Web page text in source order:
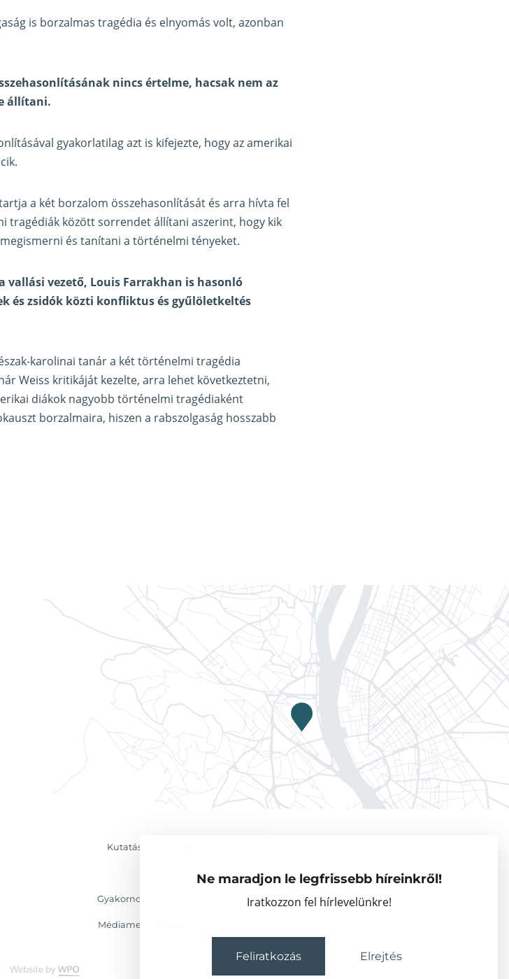
Ne maradjon le legfrissebb híreinkről!
Iratkozzon fel hírlevelünkre!
Feliratkozás Elrejtés
is borzalmas tragédia és elnyomás volt, azonban
nincs értelme, hacsak nem az
állítani.
gyakorlatilag azt is kifejezte, hogy az amerikai
a két borzalom összehasonlítását és arra hívta fel
tragédiák között sorrendet állítani aszerint, hogy kik
és tanítani a történelmi tényeket.
vallási vezető, Louis Farrakhan is hasonló
és zsidók közti konfliktus és gyűlöletkeltés
karolinai tanár a két történelmi tragédia
Weiss kritikáját kezelte, arra lehet következtetni,
diákok nagyobb történelmi tragédiaként
borzalmaira, hiszen a rabszolgaság hosszabb
Kutatás & Elemzés
Vendégkutatók
Gyakornoki program Partnerszervezetek
Médiamegjelenések